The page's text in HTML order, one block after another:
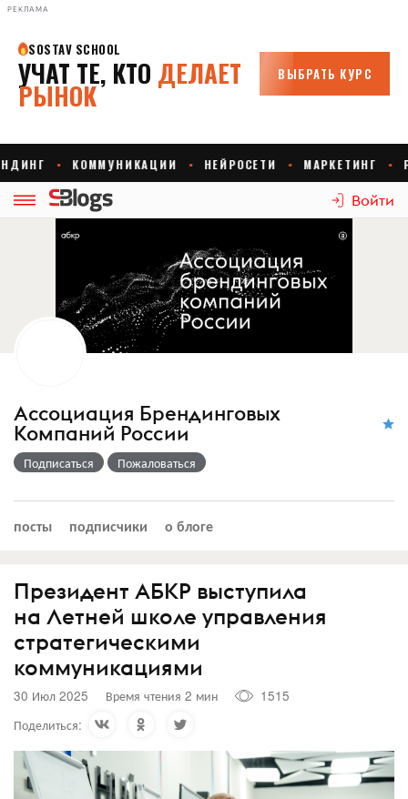
РЕКЛАМА
Войти
Ассоциация Брендинговых
Компаний России
Подписаться Пожаловаться
посты подписчики о блоге
Президент АБКР выступила
на Летней школе управления
стратегическими
коммуникациями
30 Июл 2025 Время чтения 2 мин
1515
Поделиться: